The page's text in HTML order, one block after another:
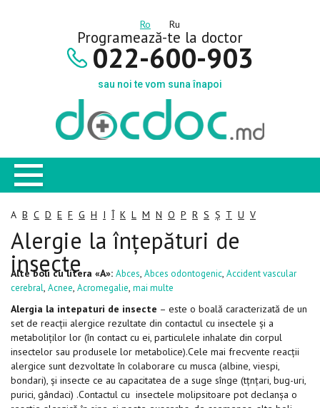
Ro Ru
Programează-te la doctor
022-600-903
sau noi te vom suna înapoi
A B C D E F G H I Î K L M N O P R S Ș T U V
Alergie la înțepături de
insecte
Alte boli cu litera «A»: Abces, Abces odontogenic, Accident vascular
cerebral, Acnee, Acromegalie, mai multe
Alergia la intepaturi de insecte – este o boală caracterizată de un
set de reacții alergice rezultate din contactul cu insectele și a
metaboliților lor (în contact cu ei, particulele inhalate din corpul
insectelor sau produsele lor metabolice).Cele mai frecvente reacții
alergice sunt dezvoltate în colaborare cu musca (albine, viespi,
bondari), și insecte ce au capacitatea de a suge sînge (tțnțari, bug-uri,
purici, gândaci) .Contactul cu insectele molipsitoare pot declanșa o